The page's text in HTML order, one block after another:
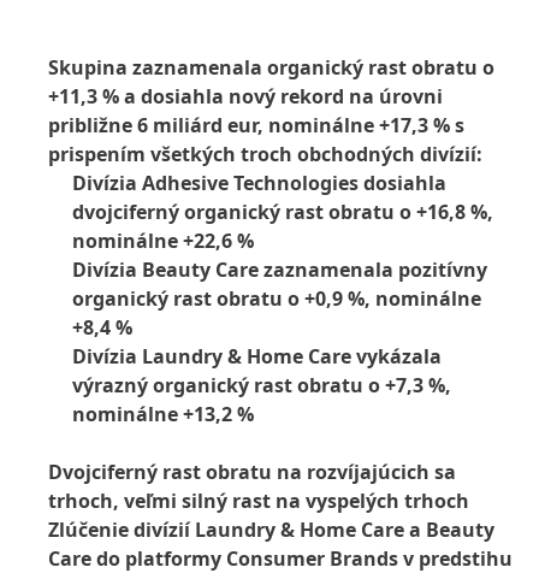
Skupina zaznamenala organický rast obratu o
+11,3 % a dosiahla nový rekord na úrovni
približne 6 miliárd eur, nominálne +17,3 % s
prispením všetkých troch obchodných divízií:
Divízia Adhesive Technologies dosiahla
dvojciferný organický rast obratu o +16,8 %,
nominálne +22,6 %
Divízia Beauty Care zaznamenala pozitívny
organický rast obratu o +0,9 %, nominálne
+8,4 %
Divízia Laundry & Home Care vykázala
výrazný organický rast obratu o +7,3 %,
nominálne +13,2 %
Dvojciferný rast obratu na rozvíjajúcich sa
trhoch, veľmi silný rast na vyspelých trhoch
Zlúčenie divízií Laundry & Home Care a Beauty
Care do platformy Consumer Brands v predstihu